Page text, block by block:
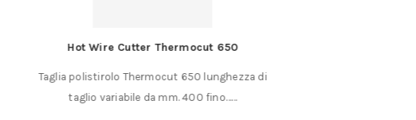
Hot Wire Cutter Thermocut 650
Taglia polistirolo Thermocut 650 lunghezza di
taglio variabile da mm. 400 fino……